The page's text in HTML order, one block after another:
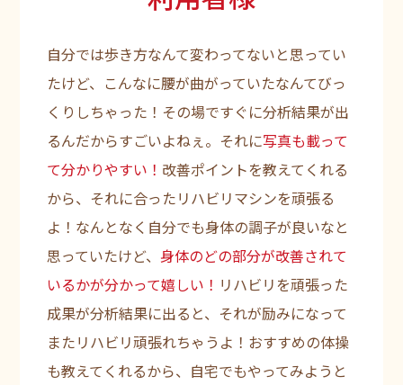
自分では歩き方なんて変わってないと思ってい
たけど、こんなに腰が曲がっていたなんてびっ
くりしちゃった！その場ですぐに分析結果が出
るんだからすごいよねぇ。それに写真も載って
て分かりやすい！ 改善ポイントを教えてくれる
から、それに合ったリハビリマシンを頑張る
よ！なんとなく自分でも身体の調子が良いなと
思っていたけど、 身体のどの部分が改善されて
いるかが分かって嬉しい！ リハビリを頑張った
成果が分析結果に出ると、それが励みになって
またリハビリ頑張れちゃうよ！おすすめの体操
も教えてくれるから、自宅でもやってみようと